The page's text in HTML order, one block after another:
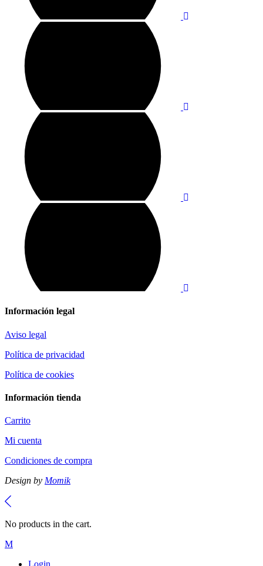
Información legal
Aviso legal
Política de privacidad
Política de cookies
Información tienda
Carrito
Mi cuenta
Condiciones de compra
Design by Momik
No products in the cart.